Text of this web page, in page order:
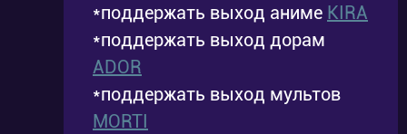
*поддержать выход аниме KIRA
*поддержать выход дорам
ADOR
*поддержать выход мультов
MORTI